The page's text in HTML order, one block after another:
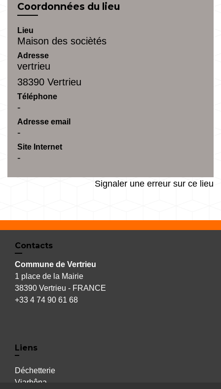
Coordonnées du lieu
Lieu
Maison des sociètés
Adresse
vertrieu
38390 Vertrieu
Téléphone
-
Adresse email
-
Site Internet
-
Signaler une erreur sur ce lieu
Contacts
Commune de Vertrieu
1 place de la Mairie
38390 Vertrieu - FRANCE
+33 4 74 90 61 68
Liens
Déchetterie
Viarhôna